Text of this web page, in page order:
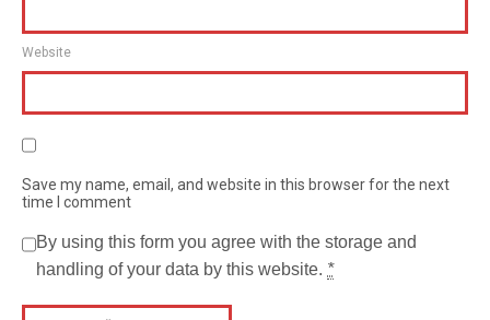
Website
Save my name, email, and website in this browser for the next
time I comment
By using this form you agree with the storage and
handling of your data by this website. *